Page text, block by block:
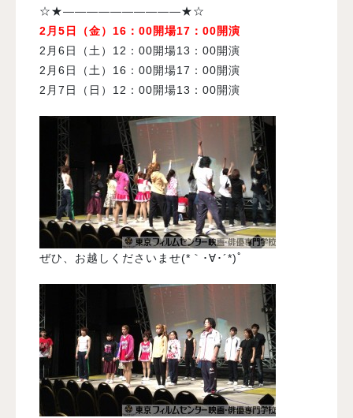
☆★――――――――――★☆
2月5日（金）16：00開場17：00開演
2月6日（土）12：00開場13：00開演
2月6日（土）16：00開場17：00開演
2月7日（日）12：00開場13：00開演
ぜひ、お越しくださいませ(*｀･∀･´*)ﾟ